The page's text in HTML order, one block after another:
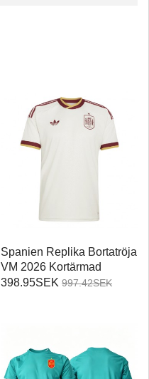
Spanien Replika Bortatröja
VM 2026 Kortärmad
398.95SEK 997.42SEK